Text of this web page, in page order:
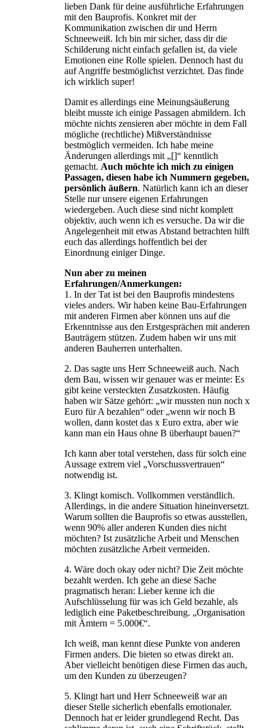
lieben Dank für deine ausführliche Erfahrungen
mit den Bauprofis. Konkret mit der
Kommunikation zwischen dir und Herrn
Schneeweiß. Ich bin mir sicher, dass dir die
Schilderung nicht einfach gefallen ist, da viele
Emotionen eine Rolle spielen. Dennoch hast du
auf Angriffe bestmöglichst verzichtet. Das finde
ich wirklich super!
Damit es allerdings eine Meinungsäußerung
bleibt musste ich einige Passagen abmildern. Ich
möchte nichts zensieren aber möchte in dem Fall
mögliche (rechtliche) Mißverständnisse
bestmöglich vermeiden. Ich habe meine
Änderungen allerdings mit „[]“ kenntlich
gemacht. Auch möchte ich mich zu einigen
Passagen, diesen habe ich Nummern gegeben,
persönlich äußern. Natürlich kann ich an dieser
Stelle nur unsere eigenen Erfahrungen
wiedergeben. Auch diese sind nicht komplett
objektiv, auch wenn ich es versuche. Da wir die
Angelegenheit mit etwas Abstand betrachten hilft
euch das allerdings hoffentlich bei der
Einordnung einiger Dinge.
Nun aber zu meinen
Erfahrungen/Anmerkungen:
1. In der Tat ist bei den Bauprofis mindestens
vieles anders. Wir haben keine Bau-Erfahrungen
mit anderen Firmen aber können uns auf die
Erkenntnisse aus den Erstgesprächen mit anderen
Bauträgern stützen. Zudem haben wir uns mit
anderen Bauherren unterhalten.
2. Das sagte uns Herr Schneeweiß auch. Nach
dem Bau, wissen wir genauer was er meinte: Es
gibt keine versteckten Zusatzkosten. Häufig
haben wir Sätze gehört: „wir mussten nun noch x
Euro für A bezahlen“ oder „wenn wir noch B
wollen, dann kostet das x Euro extra, aber wie
kann man ein Haus ohne B überhaupt bauen?“
Ich kann aber total verstehen, dass für solch eine
Aussage extrem viel „Vorschussvertrauen“
notwendig ist.
3. Klingt komisch. Vollkommen verständlich.
Allerdings, in die andere Situation hineinversetzt.
Warum sollten die Bauprofis so etwas ausstellen,
wenn 90% aller anderen Kunden dies nicht
möchten? Ist zusätzliche Arbeit und Menschen
möchten zusätzliche Arbeit vermeiden.
4. Wäre doch okay oder nicht? Die Zeit möchte
bezahlt werden. Ich gehe an diese Sache
pragmatisch heran: Lieber kenne ich die
Aufschlüsselung für was ich Geld bezahle, als
lediglich eine Paketbeschreibung. „Organisation
mit Ämtern = 5.000€“.
Ich weiß, man kennt diese Punkte von anderen
Firmen anders. Die bieten so etwas direkt an.
Aber vielleicht benötigen diese Firmen das auch,
um den Kunden zu überzeugen?
5. Klingt hart und Herr Schneeweiß war an
dieser Stelle sicherlich ebenfalls emotionaler.
Dennoch hat er leider grundlegend Recht. Das